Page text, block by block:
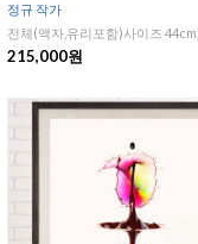
정규 작가
전체(액자,유리포함)사이즈
215,000원